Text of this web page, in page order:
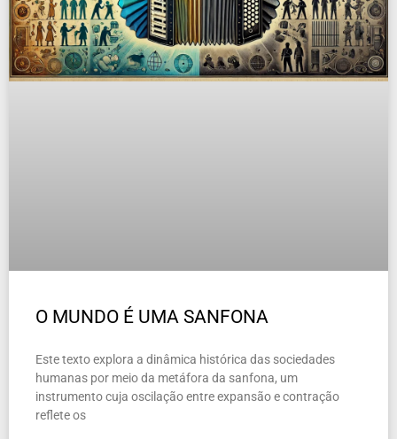
O MUNDO É UMA SANFONA
Este texto explora a dinâmica histórica das sociedades
humanas por meio da metáfora da sanfona, um
instrumento cuja oscilação entre expansão e contração
reflete os